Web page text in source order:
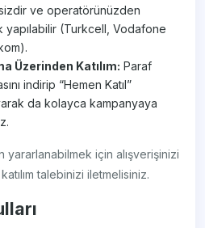
ve operatörünüzden
yapılabilir (Turkcell, Vodafone
Üzerinden Katılım: Paraf
indirip “Hemen Katıl”
da kolayca kampanyaya
yararlanabilmek için alışverişinizi
talebinizi iletmelisiniz.